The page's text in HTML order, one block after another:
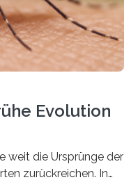
Evolution
weit die Ursprünge der
zurückreichen. In